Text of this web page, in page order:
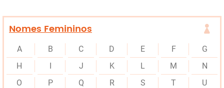
Nomes Femininos
A B C D E F
G
H
I J K L M
N
O
P Q R S T
U